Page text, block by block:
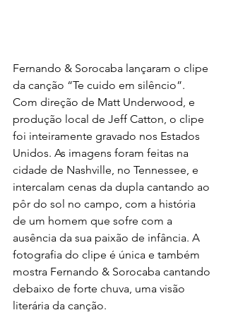
Fernando & Sorocaba lançaram o clipe
da canção “Te cuido em silêncio”.
Com direção de Matt Underwood, e
produção local de Jeff Catton, o clipe
foi inteiramente gravado nos Estados
Unidos. As imagens foram feitas na
cidade de Nashville, no Tennessee, e
intercalam cenas da dupla cantando ao
pôr do sol no campo, com a história
de um homem que sofre com a
ausência da sua paixão de infância. A
fotografia do clipe é única e também
mostra Fernando & Sorocaba cantando
debaixo de forte chuva, uma visão
literária da canção.